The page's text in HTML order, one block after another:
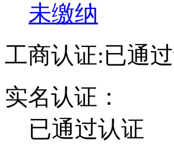
未缴纳
工商认证:已通
实名认证：
已通过认证